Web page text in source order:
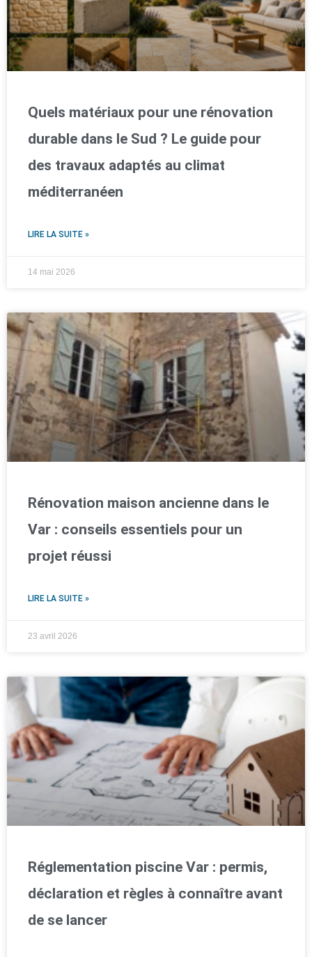
Quels matériaux pour une rénovation
durable dans le Sud ? Le guide pour
des travaux adaptés au climat
méditerranéen
LIRE LA SUITE »
14 mai 2026
Rénovation maison ancienne dans le
Var : conseils essentiels pour un
projet réussi
LIRE LA SUITE »
23 avril 2026
Réglementation piscine Var : permis,
déclaration et règles à connaître avant
de se lancer